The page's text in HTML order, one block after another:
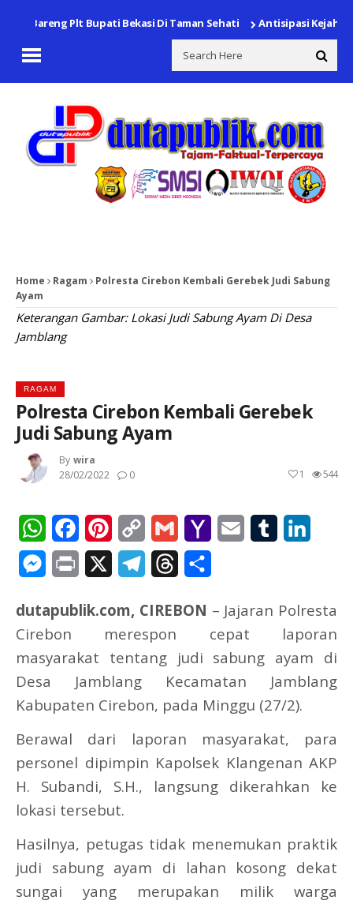
Bareng Plt Bupati Bekasi Di Taman Sehati Antisipasi
Home Ragam
Polresta Cirebon Kembali Gerebek Judi Sabung
Ayam
Keterangan Gambar: Lokasi Judi Sabung Ayam Di Desa
Jamblang
RAGAM
Polresta Cirebon Kembali Gerebek
Judi Sabung Ayam
By Wira
28/02/2022
0 544
1
WhatsAppFacebookPinterest
Copy
Link
Gmail
Yahoo
Email Tumblr
Messenger
Print TelegramThreads
dutapublik.com, CIREBON – Jajaran Polresta
Cirebon merespon cepat laporan
masyarakat tentang judi sabung ayam di
Desa Jamblang Kecamatan Jamblang
Kabupaten Cirebon, pada Minggu (27/2).
Berawal dari laporan masyarakat, para
personel dipimpin Kapolsek Klangenan AKP
H. Subandi, S.H., langsung dikerahkan ke
lokasi tersebut.
Hasilnya, petugas tidak menemukan praktik
judi sabung ayam di lahan kosong dekat
sungai yang merupakan milik warga